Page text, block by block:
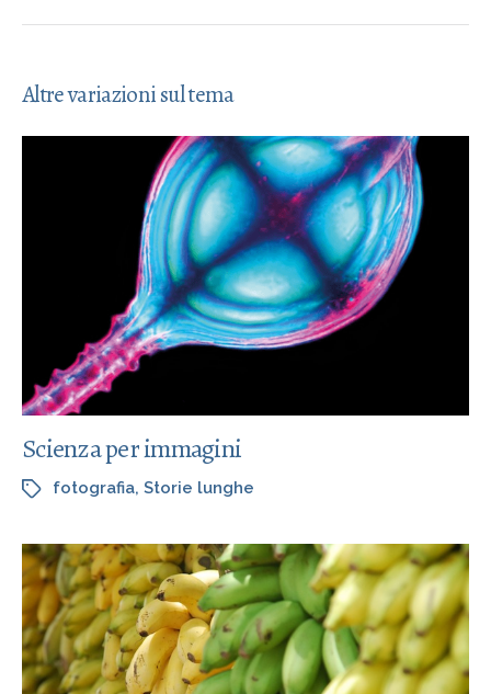
Altre variazioni sul tema
Scienza per immagini
fotografia, Storie lunghe